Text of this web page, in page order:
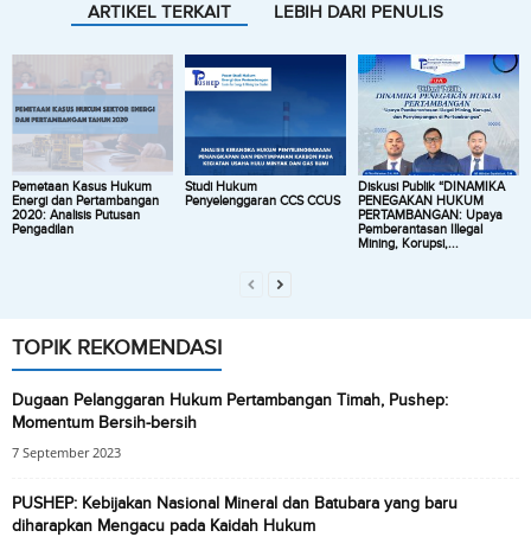
ARTIKEL TERKAIT LEBIH DARI PENULIS
Pemetaan Kasus Hukum
Energi dan Pertambangan
2020: Analisis Putusan
Pengadilan
Studi Hukum
Penyelenggaran CCS CCUS
Diskusi Publik “DINAMIKA
PENEGAKAN HUKUM
PERTAMBANGAN: Upaya
Pemberantasan Illegal
Mining, Korupsi,...
TOPIK REKOMENDASI
Dugaan Pelanggaran Hukum Pertambangan Timah, Pushep:
Momentum Bersih-bersih
7 September 2023
PUSHEP: Kebijakan Nasional Mineral dan Batubara yang baru
diharapkan Mengacu pada Kaidah Hukum